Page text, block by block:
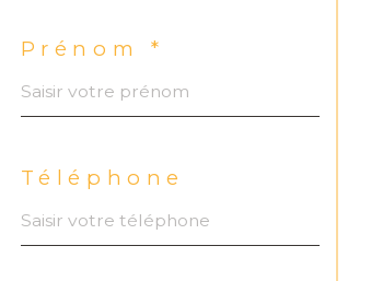
Prénom *
Téléphone